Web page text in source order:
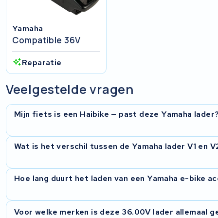
Yamaha
Compatible 36V
Reparatie
Veelgestelde vragen
Mijn fiets is een Haibike — past deze Yamaha lader?
Waarschijnlijk wel. Haibike gebruikt Yamaha PW-
Yamaha-accu heeft met een 4-pins aansluiting, dan past
daar staat de Yamaha-modelnaam op.
Wat is het verschil tussen de Yamaha lader V1 en
De V2 is de nieuwere versie van de Yamaha-lader. De
typeplaatje) of stuur ons een foto. Wij zien direct welke u
Hoe lang duurt het laden van een Yamaha e-bike
Met 4A laadstroom is een standaard 500Wh Yamaha-
Voor welke merken is deze 36.00V lader allemaal